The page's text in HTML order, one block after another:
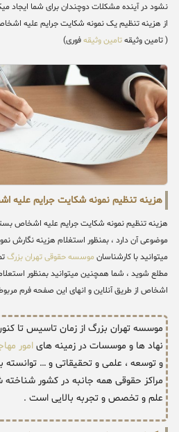
نشود در آینده مشکلات دوچندان برای شما ایجاد
از هزینه تنظیم یک نمونه شکایت جرایم علیه
( تامین وثیقهتامین وثیقهفوری)
هزینه تنظیم نمونه شکایت جرایم علیه
هزینه تنظیم نمونه شکایت جرایم علیه اشخاص
موضوعی آن دارد ، بمنظور استغلام هزینه نگارش
میتوانید با کارشناسان موسسه حقوقی تهران بزرگ
مطلع شوید ، شما همچنین میتوانید بمنظور
اشخاص از طریق آنلاین و انهای این صفحه فرم
موسسه تهران بزرگ از زمان تاسیس تا کنون
نهاد ها و موسسات در زمینه های امور
و توسعه ، علمی و تحقیقاتی و …
مراکز حقوقی همه جانبه در کشور شناخته
علم و تخصص و تجربه بالایی است .